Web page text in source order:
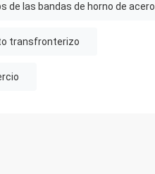
de las bandas de horno de acero
transfronterizo